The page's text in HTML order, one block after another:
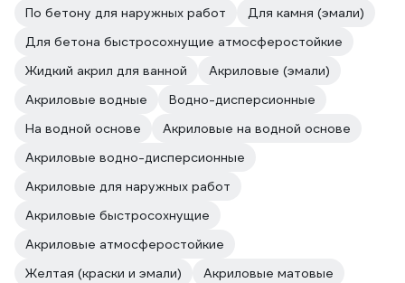
По бетону для наружных работ
Для камня (эмали)
Для бетона быстросохнущие атмосферостойкие
Жидкий акрил для ванной
Акриловые (эмали)
Акриловые водные
Водно-дисперсионные
На водной основе
Акриловые на водной основе
Акриловые водно-дисперсионные
Акриловые для наружных работ
Акриловые быстросохнущие
Акриловые атмосферостойкие
Желтая (краски и эмали)
Акриловые матовые